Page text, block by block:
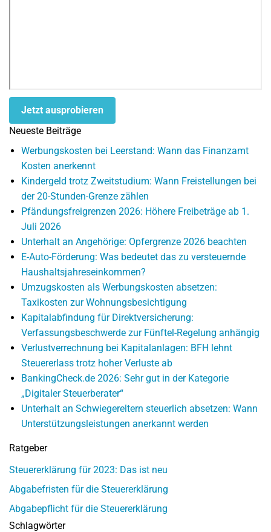
Jetzt ausprobieren
Neueste Beiträge
Werbungskosten bei Leerstand: Wann das Finanzamt
Kosten anerkennt
Kindergeld trotz Zweitstudium: Wann Freistellungen bei
der 20-Stunden-Grenze zählen
Pfändungsfreigrenzen 2026: Höhere Freibeträge ab 1.
Juli 2026
Unterhalt an Angehörige: Opfergrenze 2026 beachten
E-Auto-Förderung: Was bedeutet das zu versteuernde
Haushaltsjahreseinkommen?
Umzugskosten als Werbungskosten absetzen:
Taxikosten zur Wohnungsbesichtigung
Kapitalabfindung für Direktversicherung:
Verfassungsbeschwerde zur Fünftel-Regelung anhängig
Verlustverrechnung bei Kapitalanlagen: BFH lehnt
Steuererlass trotz hoher Verluste ab
BankingCheck.de 2026: Sehr gut in der Kategorie
„Digitaler Steuerberater“
Unterhalt an Schwiegereltern steuerlich absetzen: Wann
Unterstützungsleistungen anerkannt werden
Ratgeber
Steuererklärung für 2023: Das ist neu
Abgabefristen für die Steuererklärung
Abgabepflicht für die Steuererklärung
Schlagwörter